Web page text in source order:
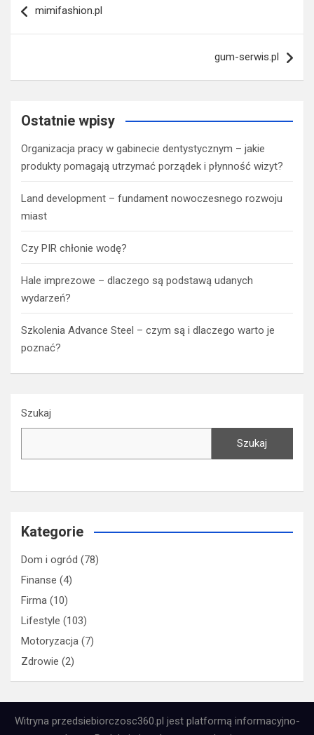
wpisu
mimifashion.pl
gum-serwis.pl
Ostatnie wpisy
Organizacja pracy w gabinecie dentystycznym – jakie
produkty pomagają utrzymać porządek i płynność wizyt?
Land development – fundament nowoczesnego rozwoju
miast
Czy PIR chłonie wodę?
Hale imprezowe – dlaczego są podstawą udanych
wydarzeń?
Szkolenia Advance Steel – czym są i dlaczego warto je
poznać?
Szukaj
Szukaj
Kategorie
Dom i ogród (78)
Finanse (4)
Firma (10)
Lifestyle (103)
Motoryzacja (7)
Zdrowie (2)
Witryna przedsiebiorczosc360.pl jest platformą informacyjno-